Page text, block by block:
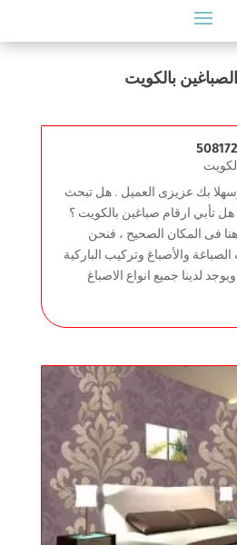
بالكويت
بك عزيزى العميل . هل تبحث
تأبي ارقام صباغين بالكويت ؟
هنا فى المكان الصحيح ، فنحن
والأصباغ وتركيب الباركية
لدينا جميع انواع الاصباغ